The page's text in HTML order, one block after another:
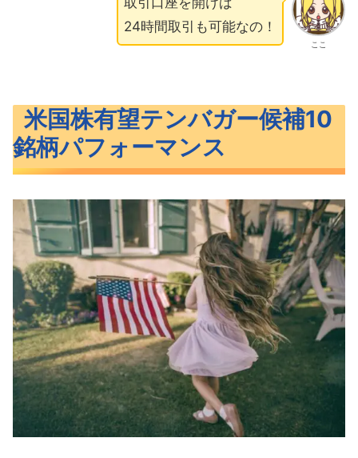
ここ
24時間取引も可能なの！
米国株有望テンバガー候補10
銘柄パフォーマンス